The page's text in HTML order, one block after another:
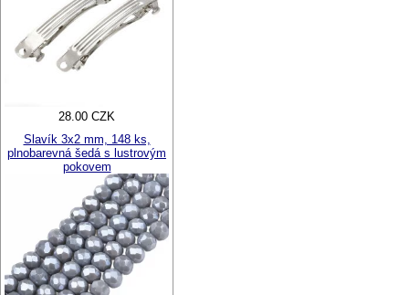
28.00 CZK
Slavík 3x2 mm, 148 ks,
plnobarevná šedá s lustrovým
pokovem